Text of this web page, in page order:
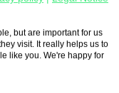
but are important for us
visit. It really helps us to
like you. We're happy for